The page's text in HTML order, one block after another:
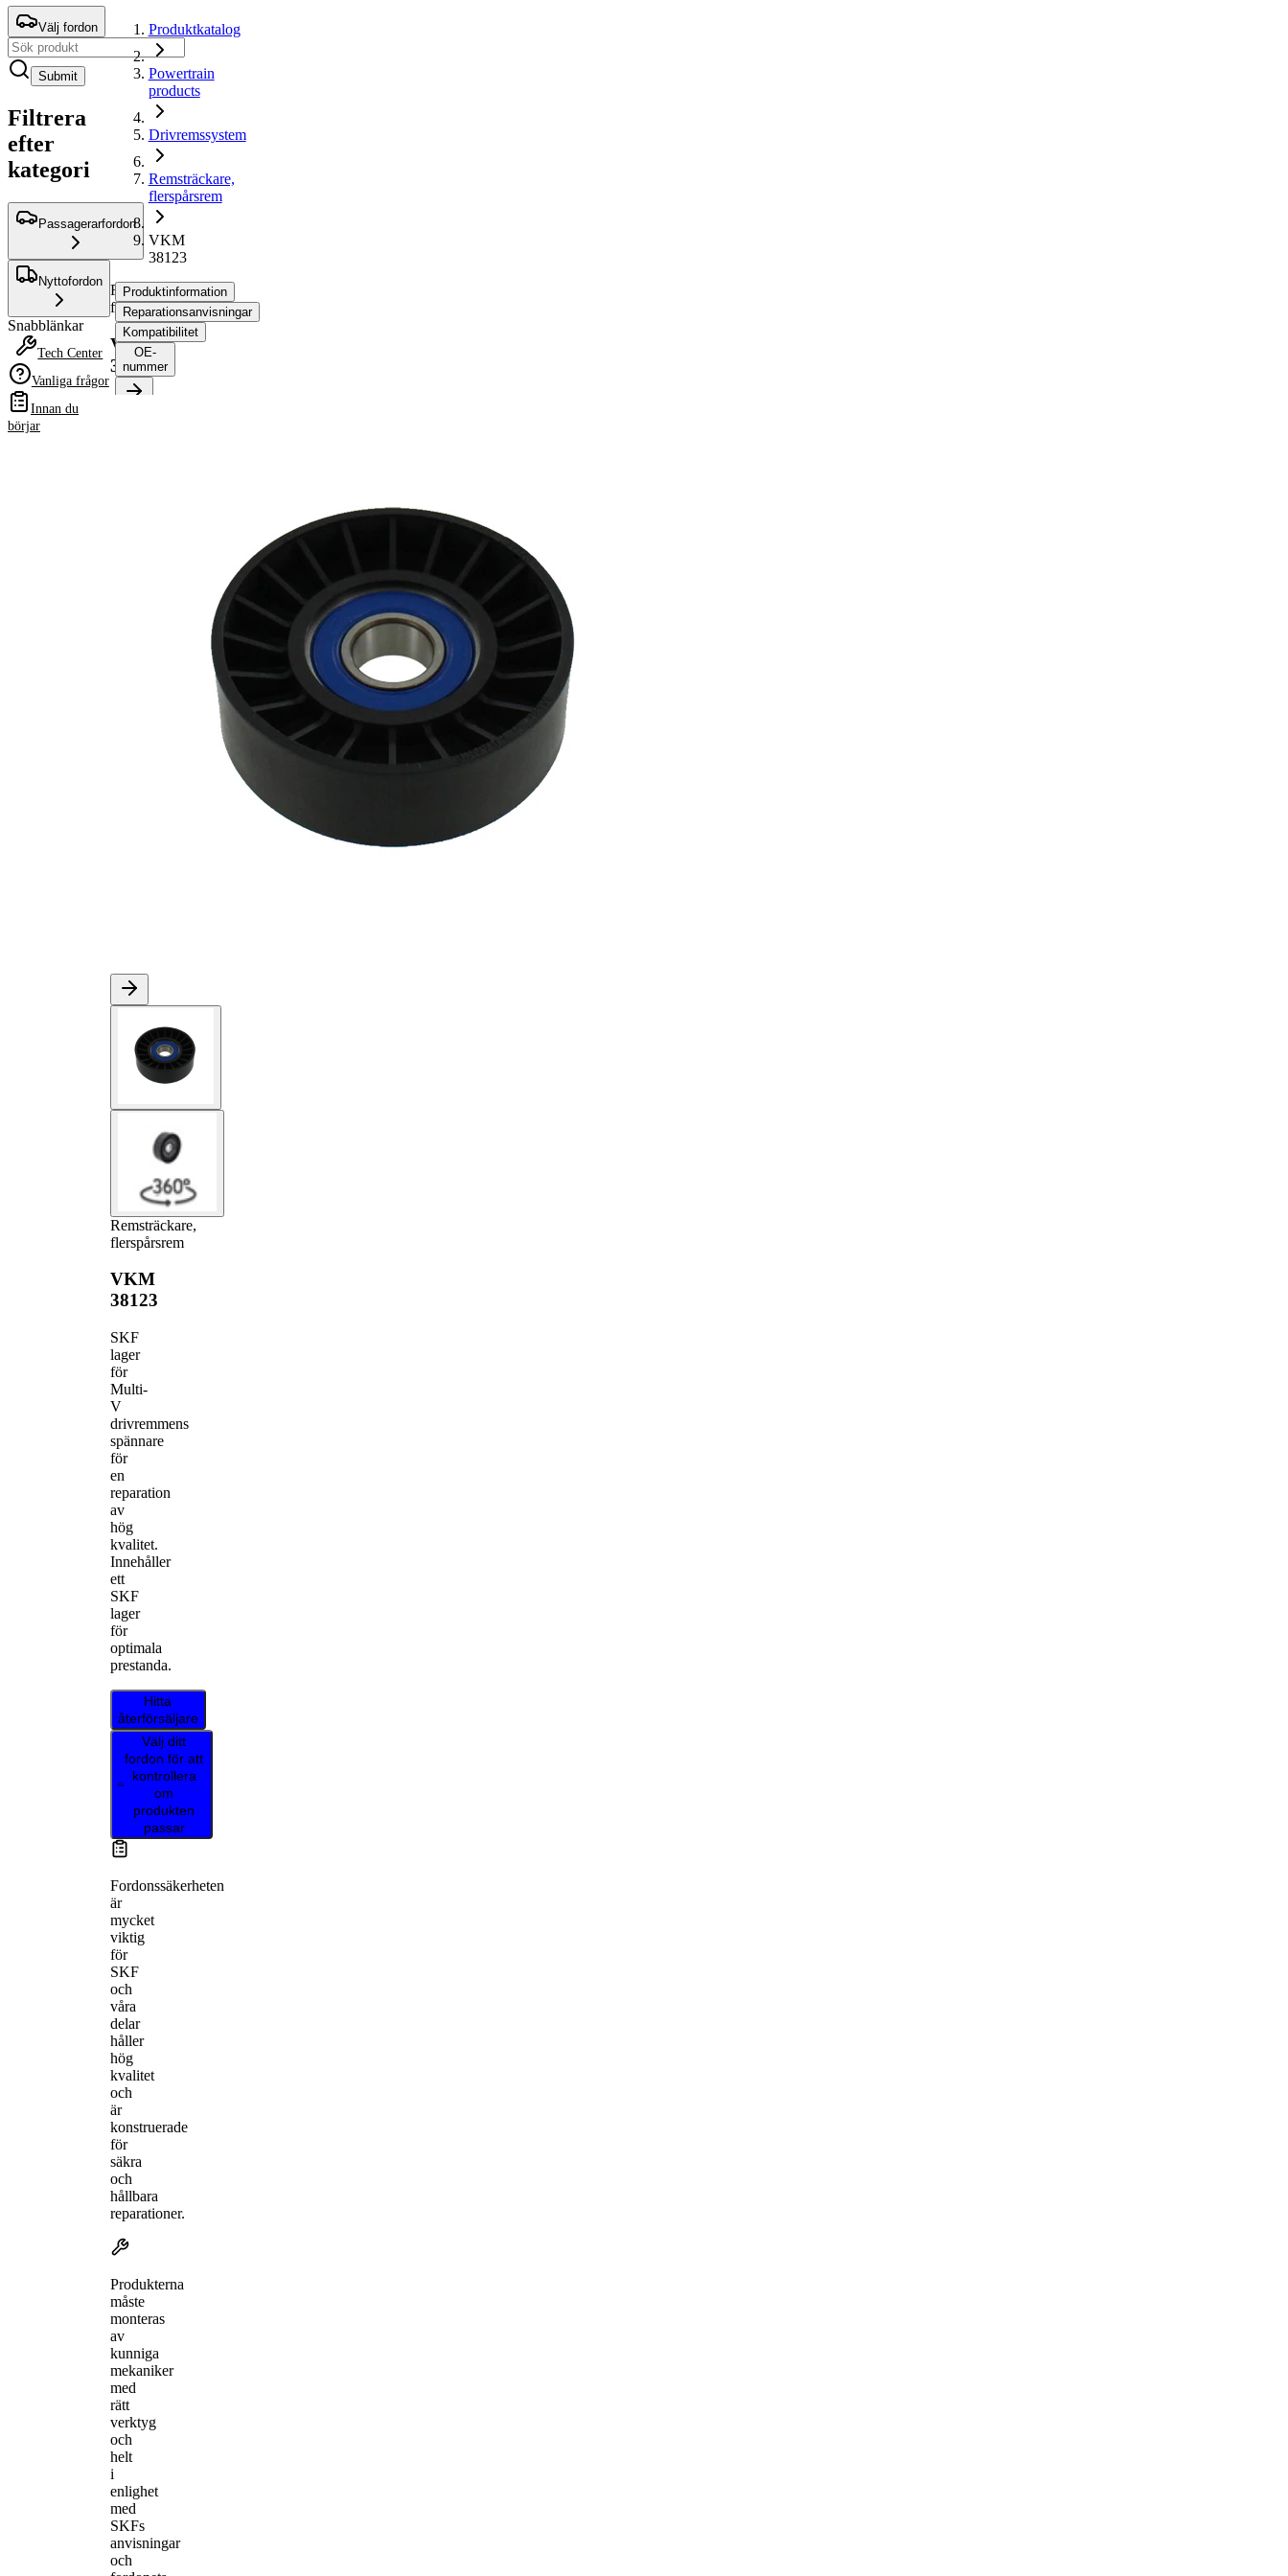
Välj fordon
Submit
Filtrera
efter
kategori
Passagerarfordon
Nyttofordon
Snabblänkar
Tech Center
Vanliga frågor
Innan du
börjar
Produktkatalog
Powertrain
products
Drivremssystem
Remsträckare,
flerspårsrem
VKM
38123
Remsträckare,
flerspårsrem
VKM
38123
Remsträckare,
flerspårsrem
VKM
38123
SKF
lager
för
Multi-
V
drivremmens
spännare
för
en
reparation
av
hög
kvalitet.
Innehåller
ett
SKF
lager
för
optimala
prestanda.
Hitta
återförsäljare
Välj ditt
fordon för att
kontrollera
om
produkten
passar
Fordonssäkerheten
är
mycket
viktig
för
SKF
och
våra
delar
håller
hög
kvalitet
och
är
konstruerade
för
säkra
och
hållbara
reparationer.
Produkterna
måste
monteras
av
kunniga
mekaniker
med
rätt
verktyg
och
helt
i
enlighet
med
SKFs
anvisningar
och
Produktinformation
Reparationsanvisningar
Kompatibilitet
OE-
nummer